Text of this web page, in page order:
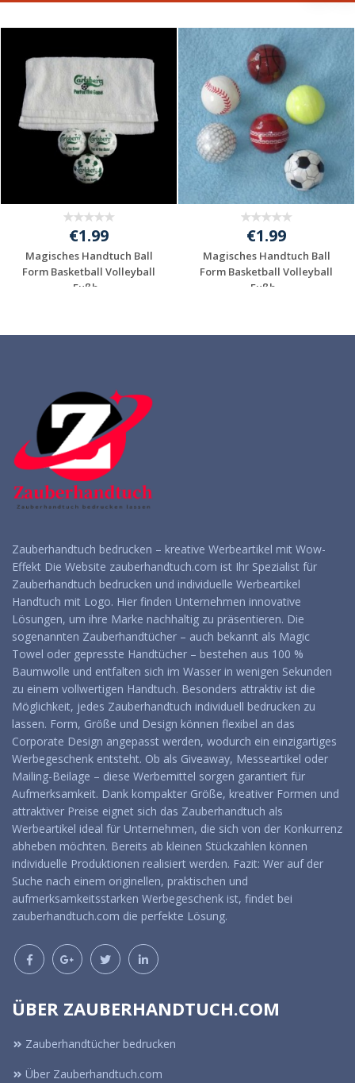
€1.99
Magisches Handtuch Ball
Form Basketball Volleyball
Fußb...
anfragen
€1.99
Magisches Handtuch Ball
Form Basketball Volleyball
Fußb...
anfragen
Zauberhandtuch bedrucken – kreative Werbeartikel mit Wow-
Effekt Die Website zauberhandtuch.com ist Ihr Spezialist für
Zauberhandtuch bedrucken und individuelle Werbeartikel
Handtuch mit Logo. Hier finden Unternehmen innovative
Lösungen, um ihre Marke nachhaltig zu präsentieren. Die
sogenannten Zauberhandtücher – auch bekannt als Magic
Towel oder gepresste Handtücher – bestehen aus 100 %
Baumwolle und entfalten sich im Wasser in wenigen Sekunden
zu einem vollwertigen Handtuch. Besonders attraktiv ist die
Möglichkeit, jedes Zauberhandtuch individuell bedrucken zu
lassen. Form, Größe und Design können flexibel an das
Corporate Design angepasst werden, wodurch ein einzigartiges
Werbegeschenk entsteht. Ob als Giveaway, Messeartikel oder
Mailing-Beilage – diese Werbemittel sorgen garantiert für
Aufmerksamkeit. Dank kompakter Größe, kreativer Formen und
attraktiver Preise eignet sich das Zauberhandtuch als
Werbeartikel ideal für Unternehmen, die sich von der Konkurrenz
abheben möchten. Bereits ab kleinen Stückzahlen können
individuelle Produktionen realisiert werden. Fazit: Wer auf der
Suche nach einem originellen, praktischen und
aufmerksamkeitsstarken Werbegeschenk ist, findet bei
zauberhandtuch.com die perfekte Lösung.
ÜBER ZAUBERHANDTUCH.COM
Zauberhandtücher bedrucken
Über Zauberhandtuch.com